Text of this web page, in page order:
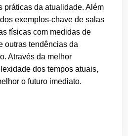
práticas da atualidade. Além
exemplos-chave de salas
físicas com medidas de
outras tendências da
Através da melhor
dos tempos atuais,
o futuro imediato.